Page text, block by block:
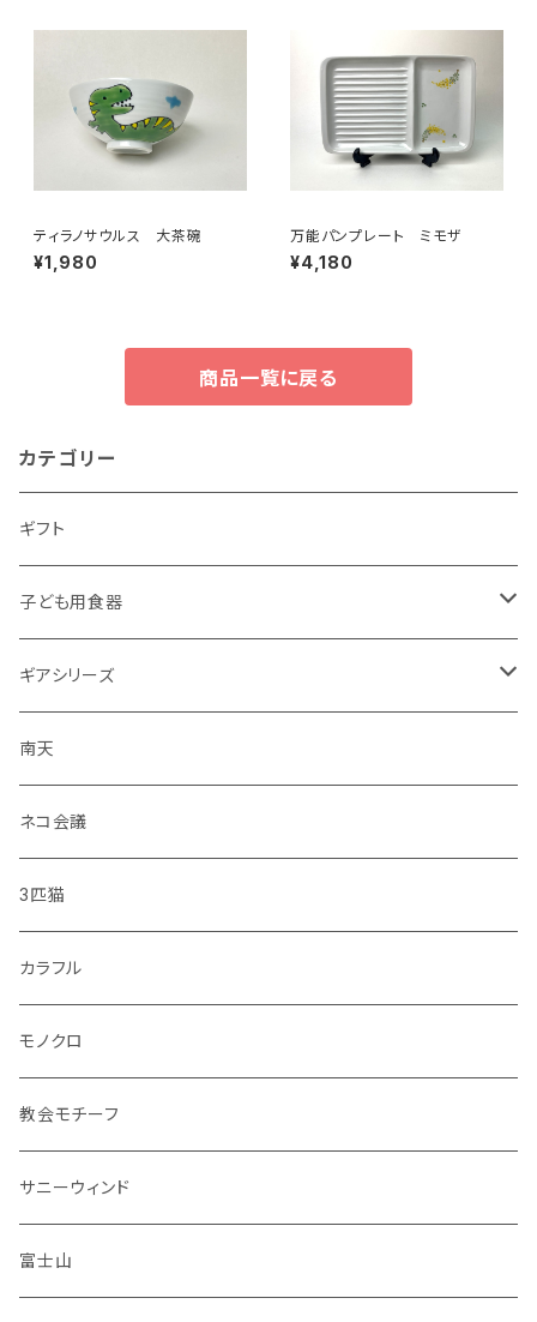
ティラノサウルス 大茶碗
¥1,980
万能パンプレート ミモザ
¥4,180
商品一覧に戻る
カテゴリー
ギフト
子ども用食器
・恐竜
・のりもの
・彩花
・どうぶつ
・小鳥
シマエナガ
ギアシリーズ
大皿
中皿
小皿
マグカップ
コップ
花瓶
セット品
南天
ネコ会議
3匹猫
カラフル
モノクロ
教会モチーフ
サニーウィンド
富士山